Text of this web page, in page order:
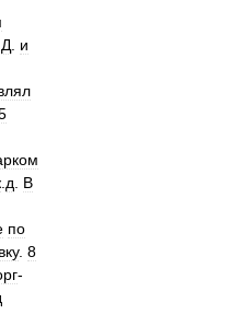
Д и
д
В
по
. 8
-